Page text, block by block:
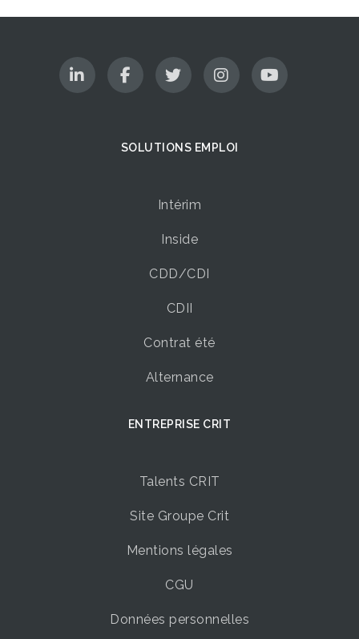
SOLUTIONS EMPLOI
Intérim
Inside
CDD/CDI
CDII
Contrat été
Alternance
ENTREPRISE CRIT
Talents CRIT
Site Groupe Crit
Mentions légales
CGU
Données personnelles